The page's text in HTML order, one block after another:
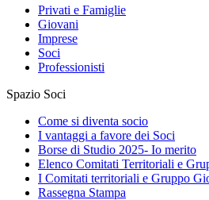
Privati e Famiglie
Giovani
Imprese
Soci
Professionisti
Spazio Soci
Come si diventa socio
I vantaggi a favore dei Soci
Borse di Studio 2025- Io merito
Elenco Comitati Territoriali e
I Comitati territoriali e Gruppo
Rassegna Stampa